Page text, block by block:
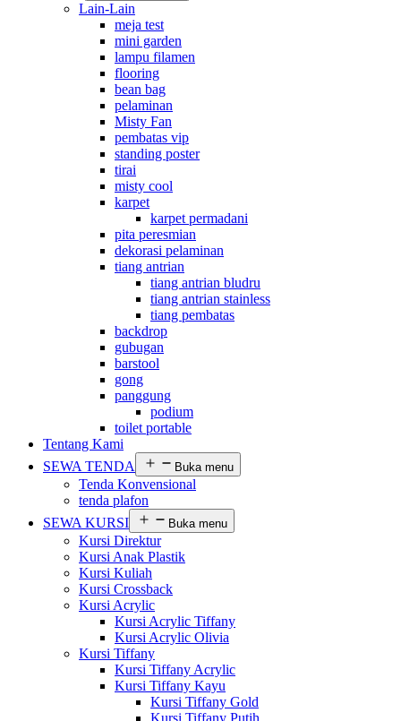
Lain-Lain
meja test
mini garden
lampu filamen
flooring
bean bag
pelaminan
Misty Fan
pembatas vip
standing poster
tirai
misty cool
karpet
karpet permadani
pita peresmian
dekorasi pelaminan
tiang antrian
tiang antrian bludru
tiang antrian stainless
tiang pembatas
backdrop
gubugan
barstool
gong
panggung
podium
toilet portable
Tentang Kami
SEWA TENDA
Buka menu
Tenda Konvensional
tenda plafon
SEWA KURSI
Buka menu
Kursi Direktur
Kursi Anak Plastik
Kursi Kuliah
Kursi Crossback
Kursi Acrylic
Kursi Acrylic Tiffany
Kursi Acrylic Olivia
Kursi Tiffany
Kursi Tiffany Acrylic
Kursi Tiffany Kayu
Kursi Tiffany Gold
Kursi Tiffany Putih